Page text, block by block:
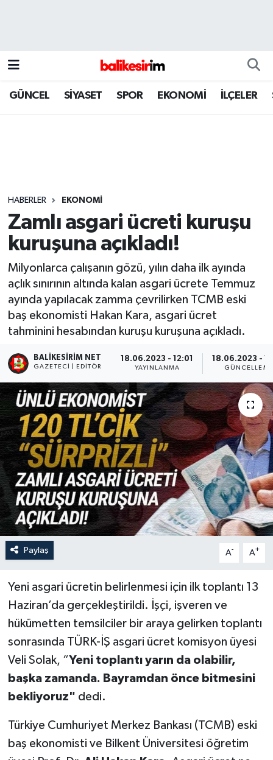
GÜNCEL SİYASET SPOR EKONOMİ İLÇELER
HABERLER EKONOMİ
Zamlı asgari ücreti kuruşu
kuruşuna açıkladı!
Milyonlarca çalışanın gözü, yılın daha ilk ayında
açlık sınırının altında kalan asgari ücrete Temmuz
ayında yapılacak zamma çevrilirken TCMB eski
baş ekonomisti Hakan Kara, asgari ücret
tahminini hesabından kuruşu kuruşuna açıkladı.
BALIKESIRIM NET
GAZETECI | EDITÖR
18.06.2023 - 12:01
YAYINLANMA
18.06.2023 -
GÜNCELLEME
Paylaş A- A+
Yeni asgari ücretin belirlenmesi için ilk toplantı 13
Haziran’da gerçekleştirildi. İşçi, işveren ve
hükümetten temsilciler bir araya gelirken toplantı
sonrasında TÜRK-İŞ asgari ücret komisyon üyesi
Veli Solak, “Yeni toplantı yarın da olabilir,
başka zamanda. Bayramdan önce bitmesini
bekliyoruz" dedi.
Türkiye Cumhuriyet Merkez Bankası (TCMB) eski
baş ekonomisti ve Bilkent Üniversitesi öğretim